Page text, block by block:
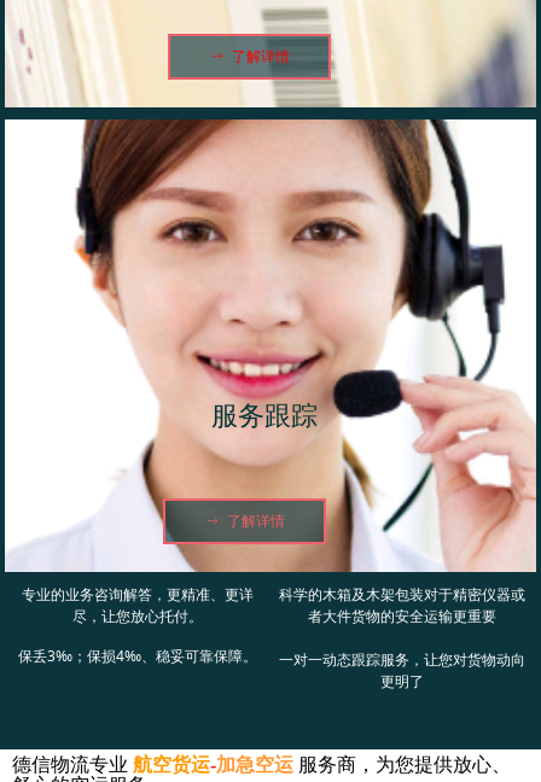
ꁹ 了解详情
服务跟踪
ꁹ 了解详情
专业的业务咨询解答，更精准、更详
尽，让您放心托付。
科学的木箱及木架包装对于精密仪器或
者大件货物的安全运输更重要
保丢3‰；保损4‰、稳妥可靠保障。
一对一动态跟踪服务，让您对货物动向
更明了
德信物流专业 航空货运-加急空运 服务商，为您提供放心、